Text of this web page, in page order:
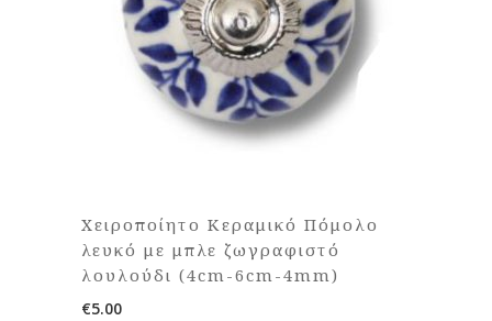
Χειροποίητο Κεραμικό Πόμολο
λευκό με μπλε ζωγραφιστό
λουλούδι (4cm-6cm-4mm)
€5.00